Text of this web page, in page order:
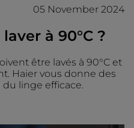
05 November 2024
à 90°C ?
être lavés à 90°C et
Haier vous donne des
linge efficace.